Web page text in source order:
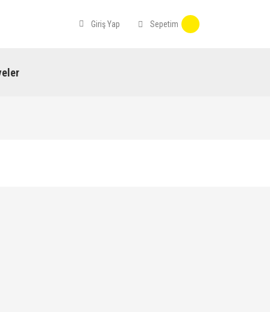
Giriş Yap Sepetim